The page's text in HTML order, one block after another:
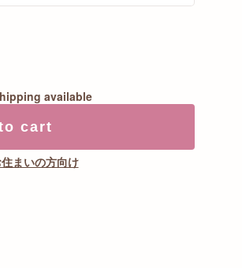
available
cart
まいの方向け